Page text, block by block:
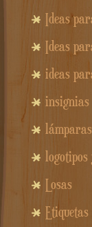
Ideas
Ideas
ideas
insignias
lámparas
Losas